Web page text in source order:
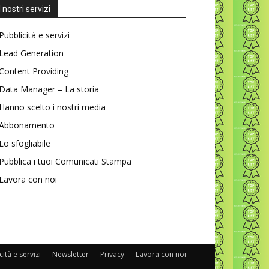
I nostri servizi
Pubblicità e servizi
Lead Generation
Providing
Data Manager – La storia
Hanno scelto i nostri media
Lo sfogliabile
Pubblica i tuoi Comunicati Stampa
Lavora con noi
e servizi Newsletter Privacy Lavora con noi